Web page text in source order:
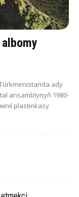
ady
ansamblynyň 1980-
plastinkasy